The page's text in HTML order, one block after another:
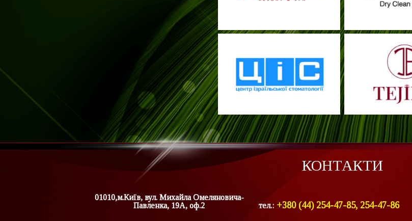
КОНТАКТИ
01010,м.Київ, вул. Михайла Омеляновича-
Павленка, 19А, оф.2
тел.: +380 (44) 254-47-85, 254-47-86